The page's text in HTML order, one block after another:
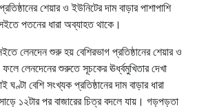
শেয়ার ও ইউনিটের দাম বাড়ার পাশাপাশি
পতনের ধারা অব্যাহত থাকে।
লেনদেন শুরু হয় বেশিরভাগ প্রতিষ্ঠানের শেয়ার ও
ফলে লেনদেনের শুরুতে সূচকের ঊর্ধ্বমুখিতার দেখা
বেশি সংখ্যক প্রতিষ্ঠানের দাম বাড়ার ধারা
১২টার পর বাজারের চিত্র বদলে যায়। গড়পড়তা